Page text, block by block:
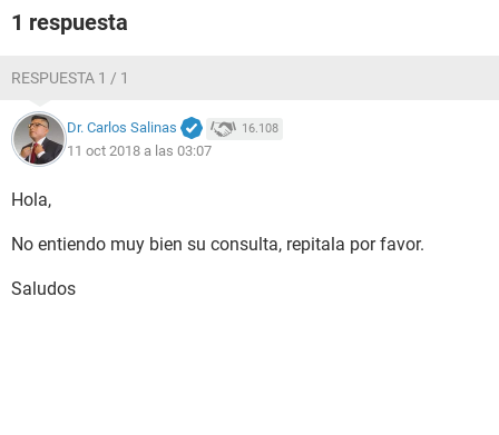
1 respuesta
RESPUESTA 1 / 1
Dr. Carlos Salinas 16.108
11 oct 2018 a las 03:07
Hola,
No entiendo muy bien su consulta, repitala por favor.
Saludos